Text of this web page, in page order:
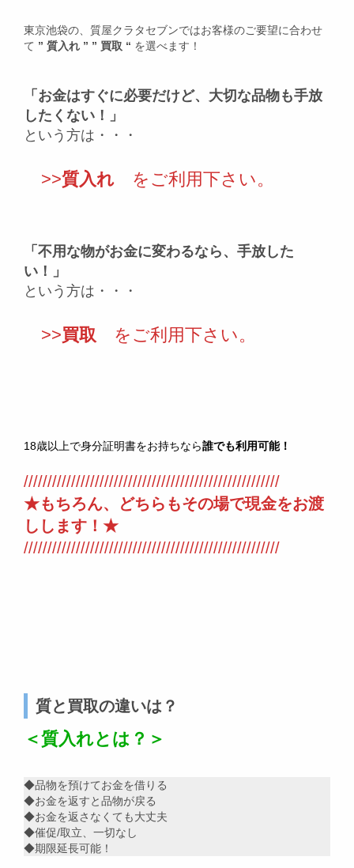
東京池袋の、質屋クラタセブンではお客様のご要望に合わせ
て ” 質入れ ” ” 買取 “ を選べます！
「お金はすぐに必要だけど、大切な品物も手放
したくない！」
という方は・・・
>>質入れ をご利用下さい。
「不用な物がお金に変わるなら、手放した
い！」
という方は・・・
>>買取 をご利用下さい。
18歳以上で身分証明書をお持ちなら誰でも利用可能！
//////////////////////////////////////////////////////
★もちろん、どちらもその場で現金をお渡
しします！★
//////////////////////////////////////////////////////
質と買取の違いは？
＜質入れとは？＞
◆品物を預けてお金を借りる
◆お金を返すと品物が戻る
◆お金を返さなくても大丈夫
◆催促/取立、一切なし
◆期限延長可能！